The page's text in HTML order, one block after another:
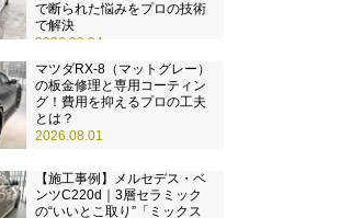
で断られた悩みをプロの技術
で解決
2026.08.04
マツダRX-8（マットグレー）
の板金修理と専用コーティン
グ！費用を抑えるプロの工夫
とは？
2026.08.01
【施工事例】メルセデス・ベ
ンツC220d｜3層セラミック
の“いいとこ取り”「ミックス